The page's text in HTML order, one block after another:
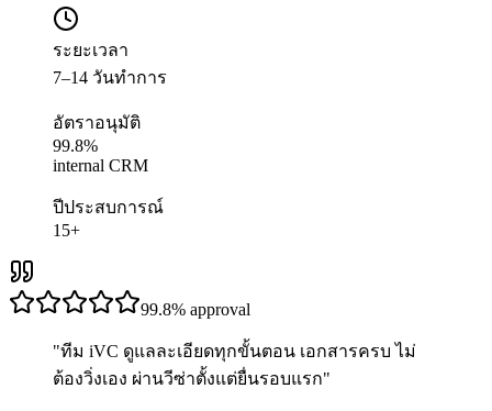
ระยะเวลา
7–14 วันทำการ
อัตราอนุมัติ
99.8%
internal CRM
ปีประสบการณ์
15+
99.8% approval
"ทีม iVC ดูแลละเอียดทุกขั้นตอน เอกสารครบ ไม่
ต้องวิ่งเอง ผ่านวีซ่าตั้งแต่ยื่นรอบแรก"